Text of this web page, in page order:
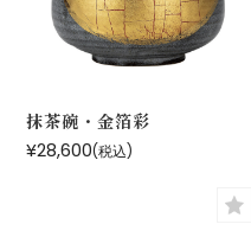
抹茶碗・金箔彩
¥28,600(税込)